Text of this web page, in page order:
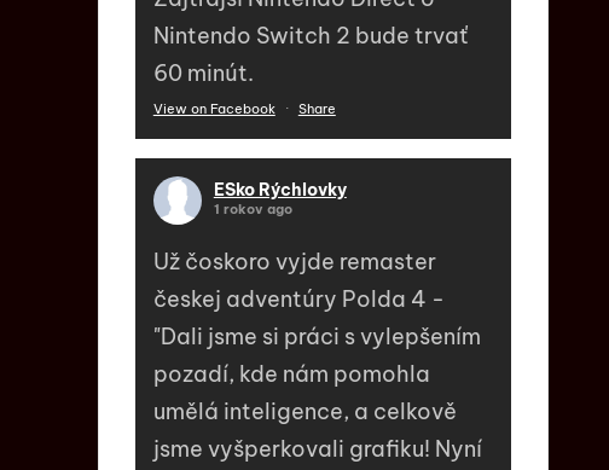
Nintendo Switch 2 bude trvať
60 minút.
View on Facebook · Share
ESko Rýchlovky
1 rokov ago
Už čoskoro vyjde remaster
českej adventúry Polda 4 -
"Dali jsme si práci s vylepšením
pozadí, kde nám pomohla
umělá inteligence, a celkově
jsme vyšperkovali grafiku! Nyní